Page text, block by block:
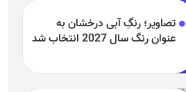
تصاویر؛ رنگِ آبی درخشان به
عنوان رنگ سال 2027 انتخاب شد